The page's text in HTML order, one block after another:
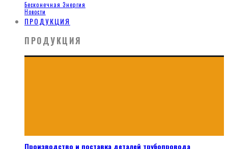
Бесконечная Энергия
Новости
ПРОДУКЦИЯ
ПРОДУКЦИЯ
Производство и поставка деталей трубопровода